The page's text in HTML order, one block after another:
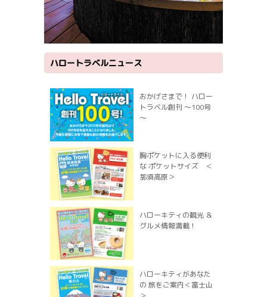
ハロートラベルニュース
おかげさまで！ ハロー
トラベル創刊 ～100号
～
胸ポケットに入る便利
な ポケットサイズ ＜
那須高原＞
ハローキティの観光 ＆
グルメ情報満載！
ハローキティがあなた
の 旅をご案内＜富士山